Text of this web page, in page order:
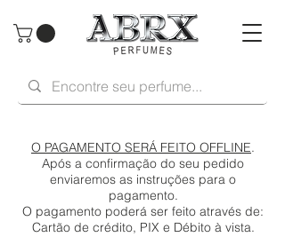
O PAGAMENTO SERÁ FEITO OFFLINE.
Após a confirmação do seu pedido
enviaremos as instruções para o
pagamento.
O pagamento poderá ser feito através de:
Cartão de crédito, PIX e Débito à vista.